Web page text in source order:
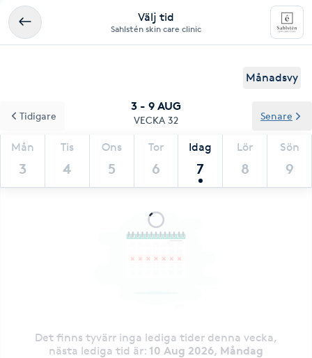
Välj tid
Sahlstén skin care clinic
Månadsvy
3 - 9 AUG
VECKA 32
Mån
3
Tis
4
Ons
5
Tor
6
Idag
7
Lör
8
Sön
9
Tidigare Senare
Det finns tyvärr inga lediga tider denna vecka,
nästa lediga tid är: 10 Aug 2026, Måndag